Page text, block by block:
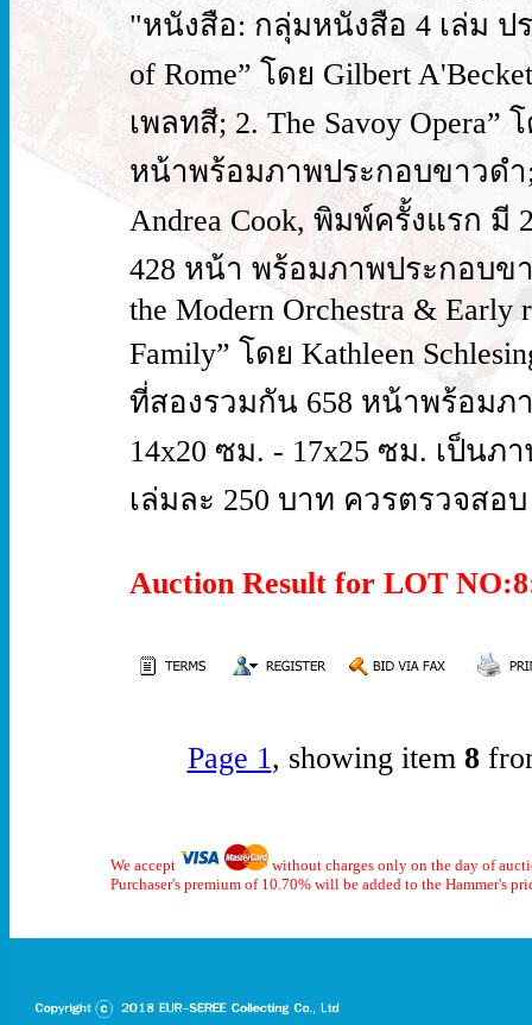
"หนังสือ: กลุ่มหนังสือ 4 เล่ม ปร
of Rome” โดย Gilbert
เพลทสี; 2. The Savoy Opera”
หน้าพร้อมภาพประกอบขาวดำ;
Andrea Cook, พิมพ์ครั้งแรก มี
428 หน้า พร้อมภาพประกอบขา
the Modern Orchestra & Early
Family” โดย Kathleen
ที่สองรวมกัน 658 หน้าพร้อม
14x20 ซม. - 17x25 ซม. เป็น
เล่มละ 250 บาท ควรตรวจสอบ
Auction Result for LOT
Page 1, showing item 8
We accept
without charges only on the day of
Purchaser's premium of 10.70% will be added to the Hammer's